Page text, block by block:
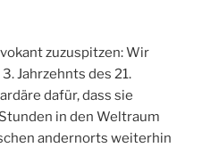
zuzuspitzen: Wir
Jahrzehnts des 21.
dafür, dass sie
in den Weltraum
andernorts weiterhin